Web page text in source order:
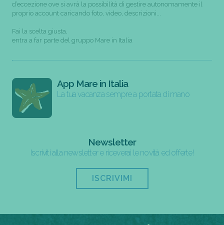
d’eccezione ove si avrà la possibilità di gestire autonomamente il
proprio account caricando foto, video, descrizioni...
Fai la scelta giusta,
entra a far parte del gruppo Mare in Italia
App Mare in Italia
La tua vacanza sempre a portata di mano
Newsletter
Iscriviti alla newsletter e riceverai le novità ed offerte!
ISCRIVIMI